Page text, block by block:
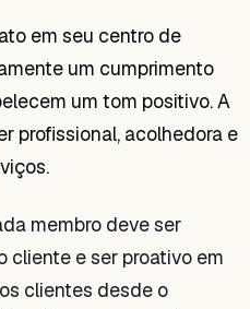
em seu centro de
um cumprimento
um tom positivo. A
profissional, acolhedora e
membro deve ser
cliente e ser proativo em
clientes desde o